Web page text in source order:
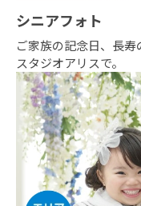
シニアフォト
ご家族の記念日、長
スタジオアリスで。